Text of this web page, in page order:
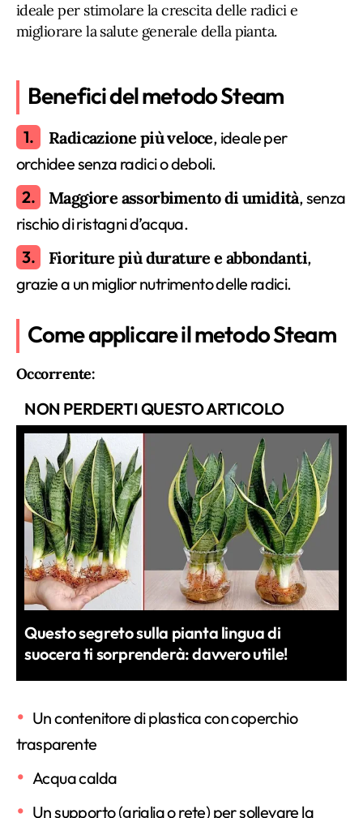
ideale per stimolare la crescita delle radici e
migliorare la salute generale della pianta.
Benefici del metodo Steam
Radicazione più veloce, ideale per
orchidee senza radici o deboli.
Maggiore assorbimento di umidità, senza
rischio di ristagni d’acqua.
Fioriture più durature e abbondanti,
grazie a un miglior nutrimento delle radici.
Come applicare il metodo Steam
Occorrente:
NON PERDERTI QUESTO ARTICOLO
Questo segreto sulla pianta lingua di
suocera ti sorprenderà: davvero utile!
Un contenitore di plastica con coperchio
trasparente
Acqua calda
Un supporto (griglia o rete) per sollevare la